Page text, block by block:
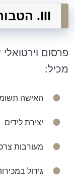
III. הטבות המכירה הדיגיטלי
פרסום וירטואלי
מכיל:
האישה
יצירת לידים
מעורבות
גידול